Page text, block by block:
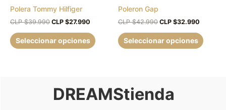
Polera Tommy Hilfiger
CLP $39.990 CLP $27.990
Seleccionar opciones página
Poleron Gap
CLP $42.990 CLP $32.990
Seleccionar opciones página
DREAMStienda